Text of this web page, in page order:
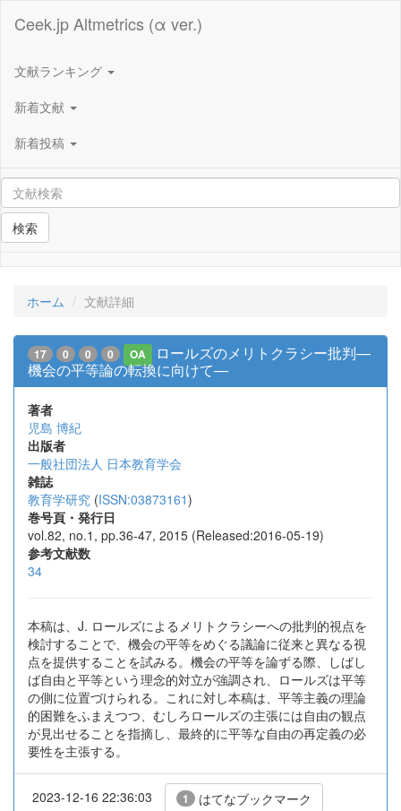
Ceek.jp Altmetrics (α ver.)
文献ランキング
新着文献
新着投稿
検索
ホーム 文献詳細
17 0 0 0 OA
ロールズのメリトクラシー批判—
機会の平等論の転換に向けて—
著者
児島 博紀
出版者
一般社団法人 日本教育学会
雑誌
教育学研究 (ISSN:03873161)
巻号頁・発行日
vol.82, no.1, pp.36-47, 2015 (Released:2016-05-19)
参考文献数
34
本稿は、J. ロールズによるメリトクラシーへの批判的視点を
検討することで、機会の平等をめぐる議論に従来と異なる視
点を提供することを試みる。機会の平等を論ずる際、しばし
ば自由と平等という理念的対立が強調され、ロールズは平等
の側に位置づけられる。これに対し本稿は、平等主義の理論
的困難をふまえつつ、むしろロールズの主張には自由の観点
が見出せることを指摘し、最終的に平等な自由の再定義の必
要性を主張する。
2023-12-16 22:36:03 1 はてなブックマーク